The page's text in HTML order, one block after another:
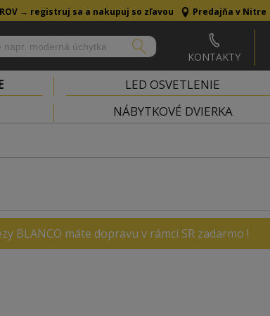
→ registruj sa a nakupuj so zľavou Predajňa v Nitre
KONTAKTY
LED OSVETLENIE
NÁBYTKOVÉ DVIERKA
BLANCO máte dopravu v rámci SR zadarmo !